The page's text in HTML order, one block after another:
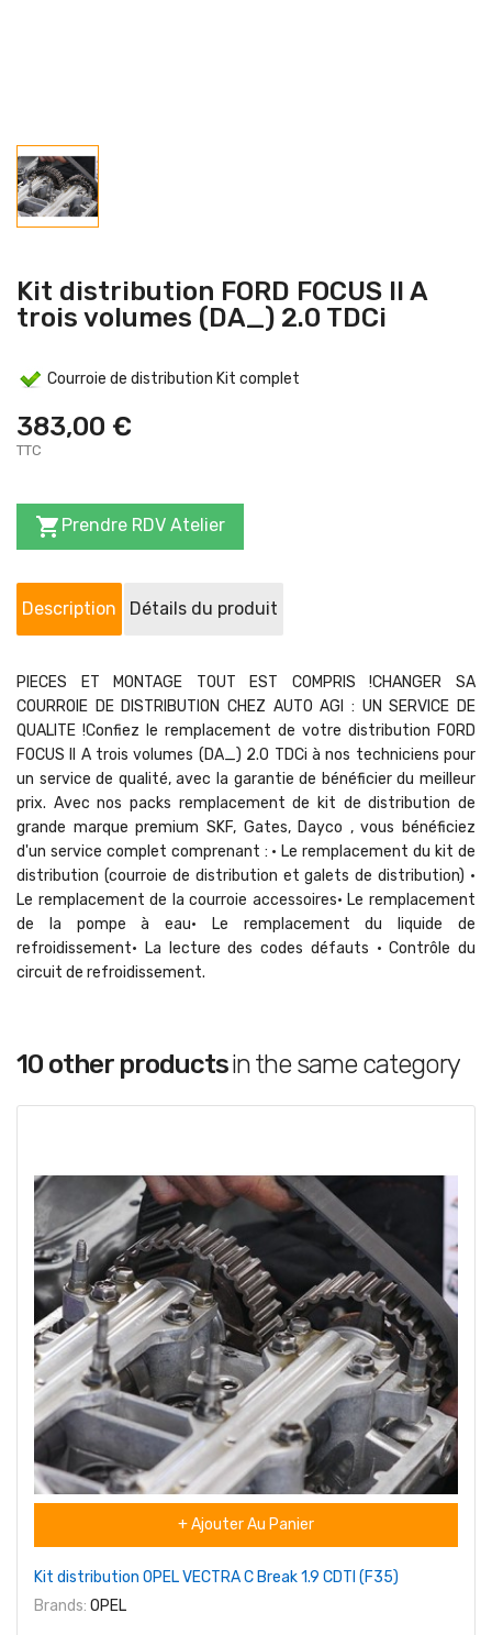
Kit distribution FORD FOCUS II A
trois volumes (DA_) 2.0 TDCi
Courroie de distribution Kit complet
383,00 €
TTC
 Prendre RDV Atelier
Description Détails du produit
PIECES ET MONTAGE TOUT EST COMPRIS !CHANGER SA
COURROIE DE DISTRIBUTION CHEZ AUTO AGI : UN SERVICE DE
QUALITE !Confiez le remplacement de votre distribution FORD
FOCUS II A trois volumes (DA_) 2.0 TDCi à nos techniciens pour
un service de qualité, avec la garantie de bénéficier du meilleur
prix. Avec nos packs remplacement de kit de distribution de
grande marque premium SKF, Gates, Dayco , vous bénéficiez
d'un service complet comprenant : • Le remplacement du kit de
distribution (courroie de distribution et galets de distribution) •
Le remplacement de la courroie accessoires• Le remplacement
de la pompe à eau• Le remplacement du liquide de
refroidissement• La lecture des codes défauts • Contrôle du
circuit de refroidissement.
10 other productsin the same category
+ Ajouter Au Panier
Kit distribution OPEL VECTRA C Break 1.9 CDTI (F35)
Brands: OPEL